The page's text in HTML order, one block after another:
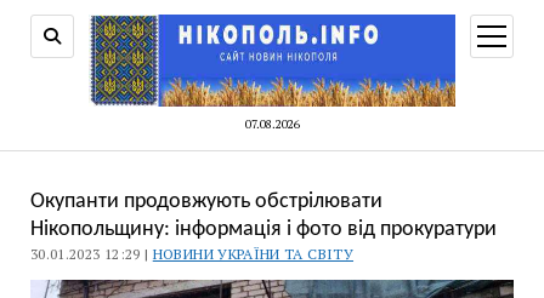
07.08.2026
меню
Окупанти продовжують обстрілювати
Нікопольщину: інформація і фото від прокуратури
30.01.2023 12:29 | НОВИНИ УКРАЇНИ ТА СВІТУ